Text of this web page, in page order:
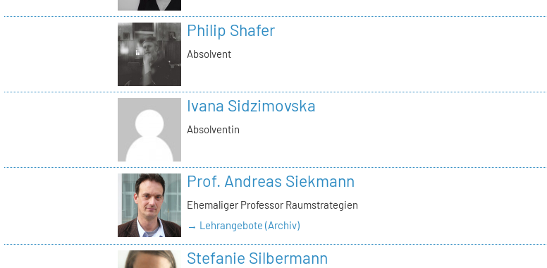
Philip Shafer
Absolvent
Ivana Sidzimovska
Absolventin
Prof. Andreas Siekmann
Ehemaliger Professor Raumstrategien
→ Lehrangebote (Archiv)
Stefanie Silbermann